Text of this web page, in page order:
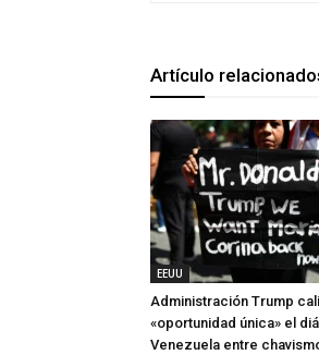
Artículo
EEUU
Administración Trump
«oportunidad única» el
Venezuela entre